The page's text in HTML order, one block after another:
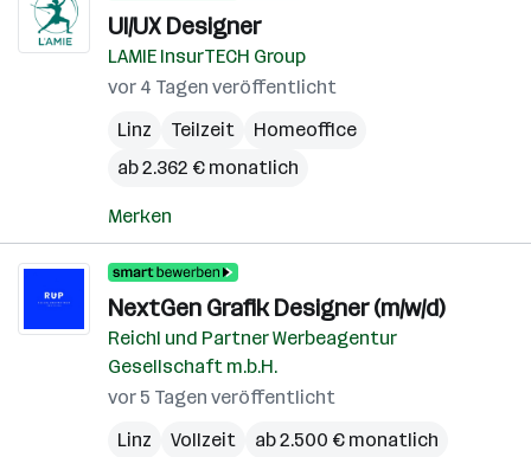
UI/UX Designer
LAMIE InsurTECH Group
vor 4 Tagen veröffentlicht
Linz
Teilzeit
Homeoffice
ab 2.362 € monatlich
Merken
NextGen Grafik Designer (m/w/d)
Reichl und Partner Werbeagentur
Gesellschaft m.b.H.
vor 5 Tagen veröffentlicht
Linz
Vollzeit ab 2.500 € monatlich